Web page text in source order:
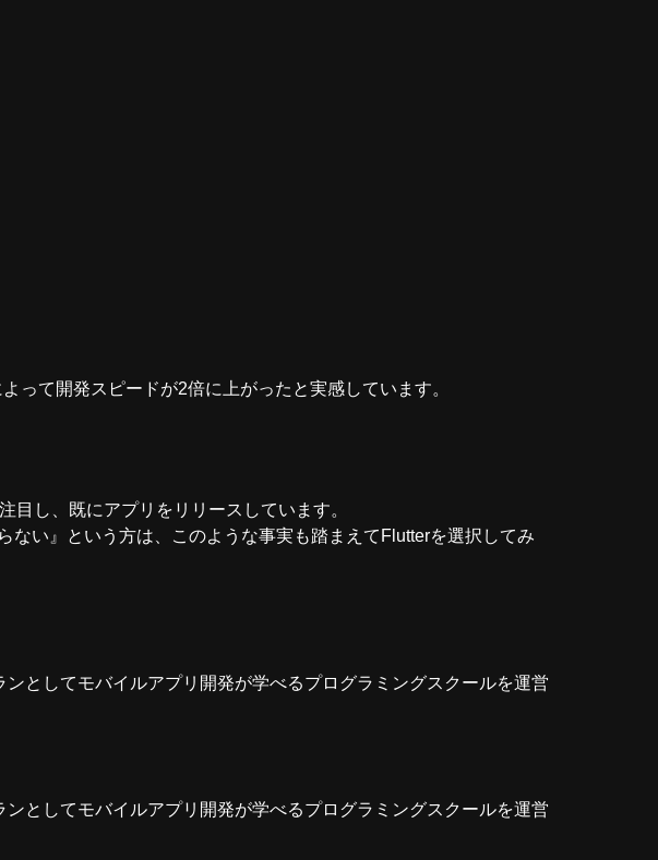
って開発スピードが2倍に上がったと実感しています。
し、既にアプリをリリースしています。
い』という方は、このような事実も踏まえてFlutterを選択してみ
ンとしてモバイルアプリ開発が学べるプログラミングスクールを運営
ンとしてモバイルアプリ開発が学べるプログラミングスクールを運営